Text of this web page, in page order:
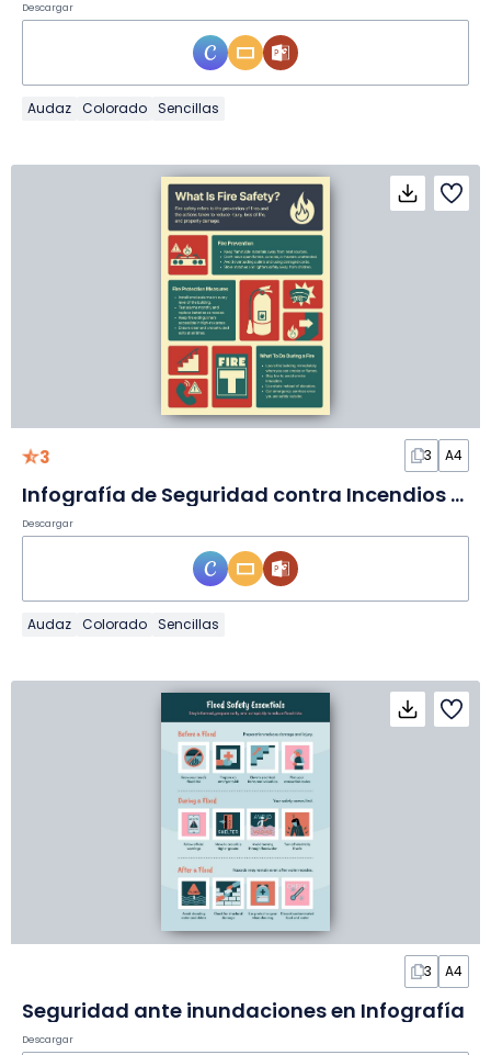
Descargar
Audaz Colorado Sencillas
3 3 A4
Infografía de Seguridad contra Incendios en Diapositivas
Descargar
Audaz Colorado Sencillas
3 A4
Seguridad ante inundaciones en Infografía
Descargar